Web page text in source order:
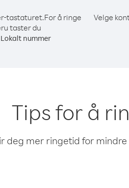
tastaturet.For å ringe
taster du
Lokalt nummer
Velge
Tips for å
deg mer ringetid for